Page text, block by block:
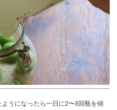
うになったら一日に2〜3回瓶を傾